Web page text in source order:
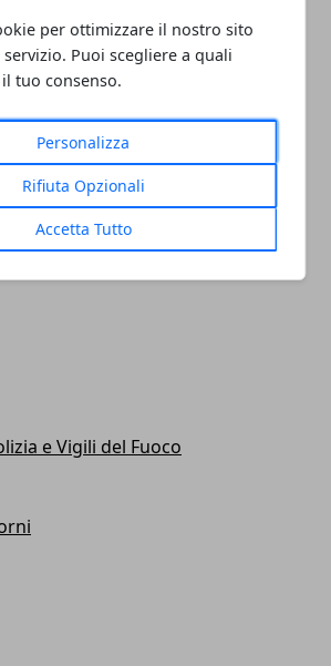
per ottimizzare il nostro sito
Puoi scegliere a quali
tuo consenso.
Personalizza
Rifiuta Opzionali
Accetta Tutto
e Vigili del Fuoco